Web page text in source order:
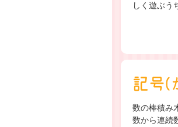
しく遊ぶう
記号(
数の棒積み
数から連続